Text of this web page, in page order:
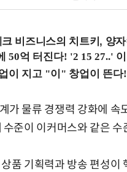
비즈니스의 치트키, 양
가 물류 경쟁력 강화에 속
수준이 이커머스와 같은
품 기획력과 방송 편성이